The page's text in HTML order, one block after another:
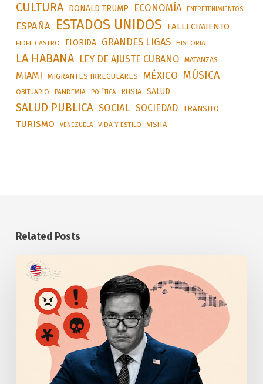
CULTURA DONALD TRUMP ECONOMÍA ENTRETENIMIENTOS
ESPAÑA ESTADOS UNIDOS FALLECIMIENTO
FIDEL CASTRO FLORIDA GRANDES LIGAS HISTORIA
LA HABANA LEY DE AJUSTE CUBANO MATANZAS
MIAMI MIGRANTES IRREGULARES MÉXICO MÚSICA
OBITUARIO PANDEMIA POLÍTICA RUSIA SALUD
SALUD PUBLICA SOCIAL SOCIEDAD TRÁNSITO
TURISMO VENEZUELA VIDA Y ESTILO VISITA
Related Posts
Anuncia
Estados
Unidos
medidas
punitivas